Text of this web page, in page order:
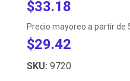
$33.18
Precio mayoreo a partir de
$29.42
SKU: 9720